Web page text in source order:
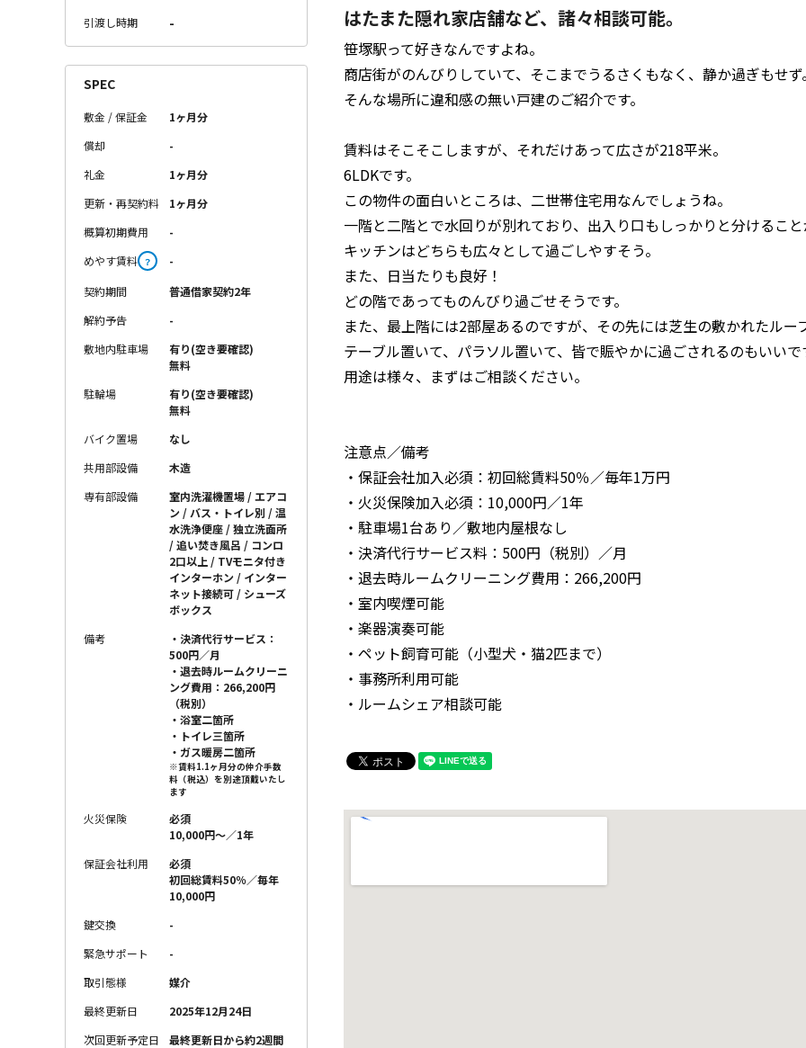
はたまた隠れ家店舗など、諸々相談可能。
笹塚駅って好きなんですよね。
商店街がのんびりしていて、そこまでうるさくもなく、静か過ぎもせず
そんな場所に違和感の無い戸建のご紹介です。
賃料はそこそこしますが、それだけあって広さが218平米。
6LDKです。
この物件の面白いところは、二世帯住宅用なんでしょうね。
一階と二階とで水回りが別れており、出入り口もしっかりと分けるこ
キッチンはどちらも広々として過ごしやすそう。
また、日当たりも良好！
どの階であってものんびり過ごせそうです。
また、最上階には2部屋あるのですが、その先には芝生の敷かれたルー
テーブル置いて、パラソル置いて、皆で賑やかに過ごされるのもいい
用途は様々、まずはご相談ください。
注意点／備考
・保証会社加入必須：初回総賃料50％／毎年1万円
・火災保険加入必須：10,000円／1年
・駐車場1台あり／敷地内屋根なし
・決済代行サービス料：500円（税別）／月
・退去時ルームクリーニング費用：266,200円
・室内喫煙可能
・楽器演奏可能
・ペット飼育可能（小型犬・猫2匹まで）
・事務所利用可能
・ルームシェア相談可能
引渡し時期 -
SPEC
敷金 / 保証金
1ヶ月分
償却
-
礼金
1ヶ月分
更新・再契約料
1ヶ月分
概算初期費用
-
めやす賃料 ？ -
契約期間
普通借家契約2年
解約予告
-
敷地内駐車場
有り(空き要確認)
無料
駐輪場
有り(空き要確認)
無料
バイク置場
なし
共用部設備
木造
専有部設備
室内洗濯機置場 / エアコ
ン / バス・トイレ別 / 温
水洗浄便座 / 独立洗面所
/ 追い焚き風呂 / コンロ
2口以上 / TVモニタ付き
インターホン / インター
ネット接続可 / シューズ
ボックス
備考
・決済代行サービス：
500円／月
・退去時ルームクリーニ
ング費用：266,200円
（税別）
・浴室二箇所
・トイレ三箇所
・ガス暖房二箇所
※賃料1.1ヶ月分の仲介手数
料（税込）を別途頂戴いたし
ます
火災保険
必須
10,000円〜／1年
保証会社利用
必須
初回総賃料50％／毎年
10,000円
鍵交換
-
緊急サポート
-
取引態様
媒介
最終更新日
2025年12月24日
次回更新予定日
最終更新日から約2週間